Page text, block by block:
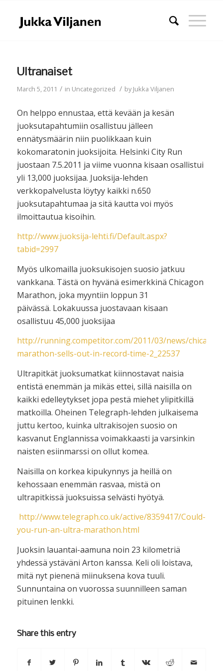
Ultranaiset
March 5, 2011 / in Uncategorized / byJukka Viljanen
On helppo ennustaa, että kevään ja kesän
juoksutapahtumiin osallistuu jälleen
ennätysmäärin niin puolikkaan kuin
kokomaratonin juoksijoita. Helsinki City Run
juostaan 7.5.2011 ja viime vuonna kisaan osallistui
yli 13,000 juoksijaa. Juoksija-lehden
verkkopalvelusta löytyy kaikki n.650
juoksutapahtumaa ja sitä kautta voi myös
ilmoittautua kisoihin.
http://www.juoksija-lehti.fi/Default.aspx?
tabid=2997
Myös ulkomailla juoksukisojen suosio jatkuu
vankkana. Tästä on hyvänä esimerkkinä Chicagon
Marathon, joka myyntiin loppun 31
päivässä. Lokakuussa juostavaan kisaan
osallistuu 45,000 juoksijaa
http://running.competitor.com/2011/03/news/chicago-
marathon-sells-out-in-record-time-2_22537
Ultrapitkät juoksumatkat kiinnostavat naisia
entistä enemmän ja mikäs ettei, sillä naisilla on
kaikki edelleytykset jopa pestä miehet ylipitkillä
matkoilla. Oheinen Telegraph-lehden julkaisema
juttu kertoo, kuinka ultrakisojen suosio on
kasvanut Englannissa voimakkaasti ja varsinkin
naisten esiinmarssi on ollut komea.
Naisilla on korkea kipukynnys ja heillä on
kehossaan enemmän rasvaa, mistä on
ultrapitkissä juoksuissa selvästi hyötyä.
http://www.telegraph.co.uk/active/8359417/Could-
you-run-an-ultra-marathon.html
Juoksin lauantai-aamuna noin 23 kilometriä
yhdessä ystäväni Arton kanssa. Keli oli loistava,
mitä nyt pienenä miinuksena kova tuuli.
Sunnuntaina on vuorossa suunnilleen saman
pituinen lenkki.
Share this entry